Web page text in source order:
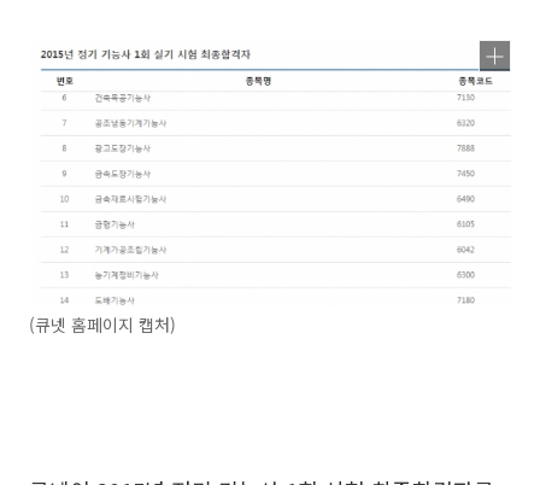
(큐넷 홈페이지 캡처)